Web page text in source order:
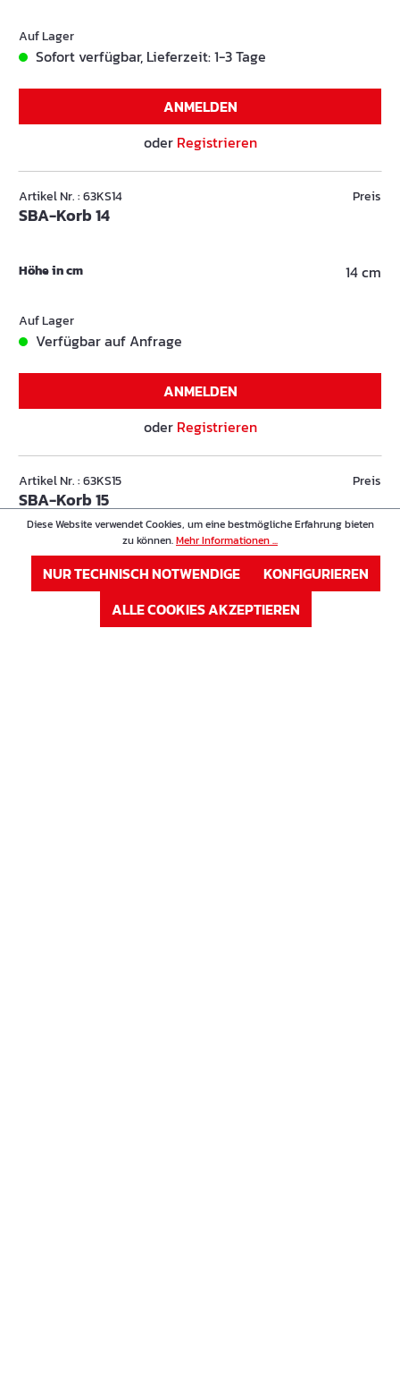
Auf Lager
Sofort verfügbar, Lieferzeit: 1-3 Tage
ANMELDEN
oder Registrieren
Artikel Nr. : 63KS14
SBA-Korb 14
Preis
Höhe in cm 14 cm
Auf Lager
Verfügbar auf Anfrage
ANMELDEN
oder Registrieren
Artikel Nr. : 63KS15
SBA-Korb 15
Preis
Höhe in cm 15 cm
Verfügbar auf Anfrage
Diese Website verwendet Cookies, um eine bestmögliche Erfahrung bieten
zu können.Mehr Informationen ...
NUR TECHNISCH NOTWENDIGE
KONFIGURIEREN
ALLE COOKIES AKZEPTIEREN